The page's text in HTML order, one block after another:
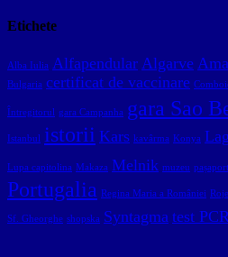
Etichete
Alba Iulia Alfapendular Algarve
Bulgaria certificat de vaccinare
Întregitorul gara Campanha gara Sao
Istanbul istorii Kars kavârma Konya
Lupa capitolina Makaza Melnik muzeu pașaport
Portugalia Regina Maria a României
Sf. Gheorghe shopska Syntagma test PCR